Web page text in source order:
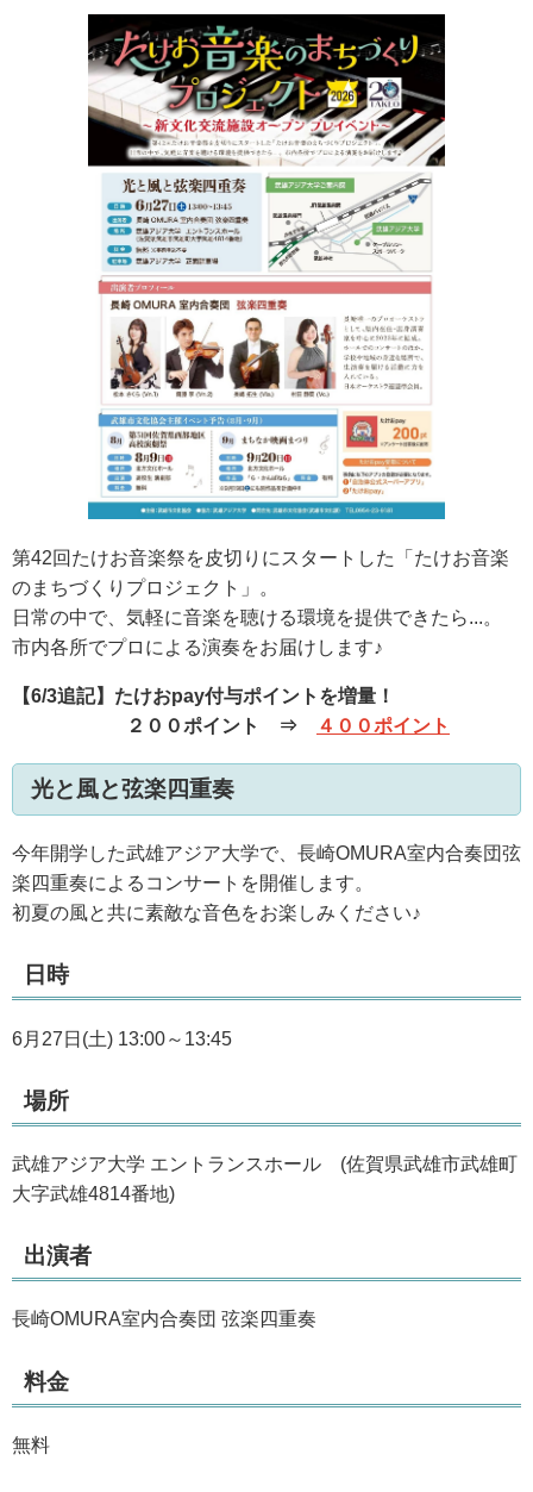
第42回たけお音楽祭を皮切りにスタートした「たけお音楽
のまちづくりプロジェクト」。
日常の中で、気軽に音楽を聴ける環境を提供できたら...。
市内各所でプロによる演奏をお届けします♪
【6/3追記】たけおpay付与ポイントを増量！
２００ポイント ⇒
４００ポイント
光と風と弦楽四重奏
今年開学した武雄アジア大学で、長崎OMURA室内合奏団弦
楽四重奏によるコンサートを開催します。
初夏の風と共に素敵な音色をお楽しみください♪
日時
6月27日(土) 13:00～13:45
場所
武雄アジア大学 エントランスホール (佐賀県武雄市武雄町
大字武雄4814番地)
出演者
長崎OMURA室内合奏団 弦楽四重奏
料金
無料